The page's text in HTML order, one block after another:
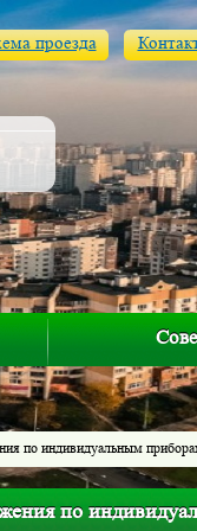
проезда
по индивидуальным
по